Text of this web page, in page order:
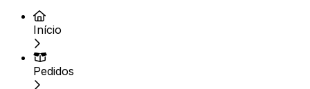
Início
Pedidos